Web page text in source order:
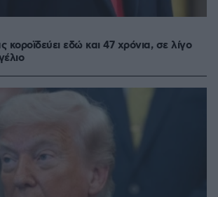
κοροϊδεύει εδώ και 47 χρόνια, σε λίγο